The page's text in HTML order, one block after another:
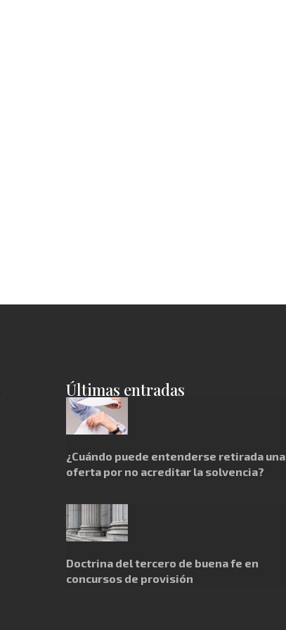
Últimas entradas
¿Cuándo puede entenderse retirada una
oferta por no acreditar la solvencia?
Doctrina del tercero de buena fe en
concursos de provisión